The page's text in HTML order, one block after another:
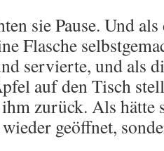
sie Pause. Und
Flasche
servierte, und als
auf den Tisch
zurück. Als hätte
geöffnet,